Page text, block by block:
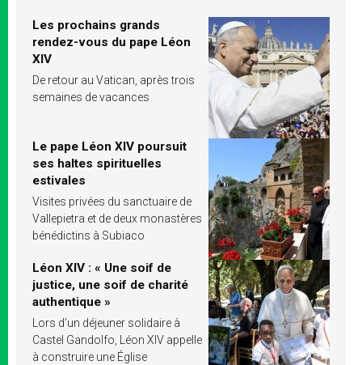
Les prochains grands
rendez-vous du pape Léon
XIV
De retour au Vatican, après trois
semaines de vacances
Le pape Léon XIV poursuit
ses haltes spirituelles
estivales
Visites privées du sanctuaire de
Vallepietra et de deux monastères
bénédictins à Subiaco
Léon XIV : « Une soif de
justice, une soif de charité
authentique »
Lors d’un déjeuner solidaire à
Castel Gandolfo, Léon XIV appelle
à construire une Église